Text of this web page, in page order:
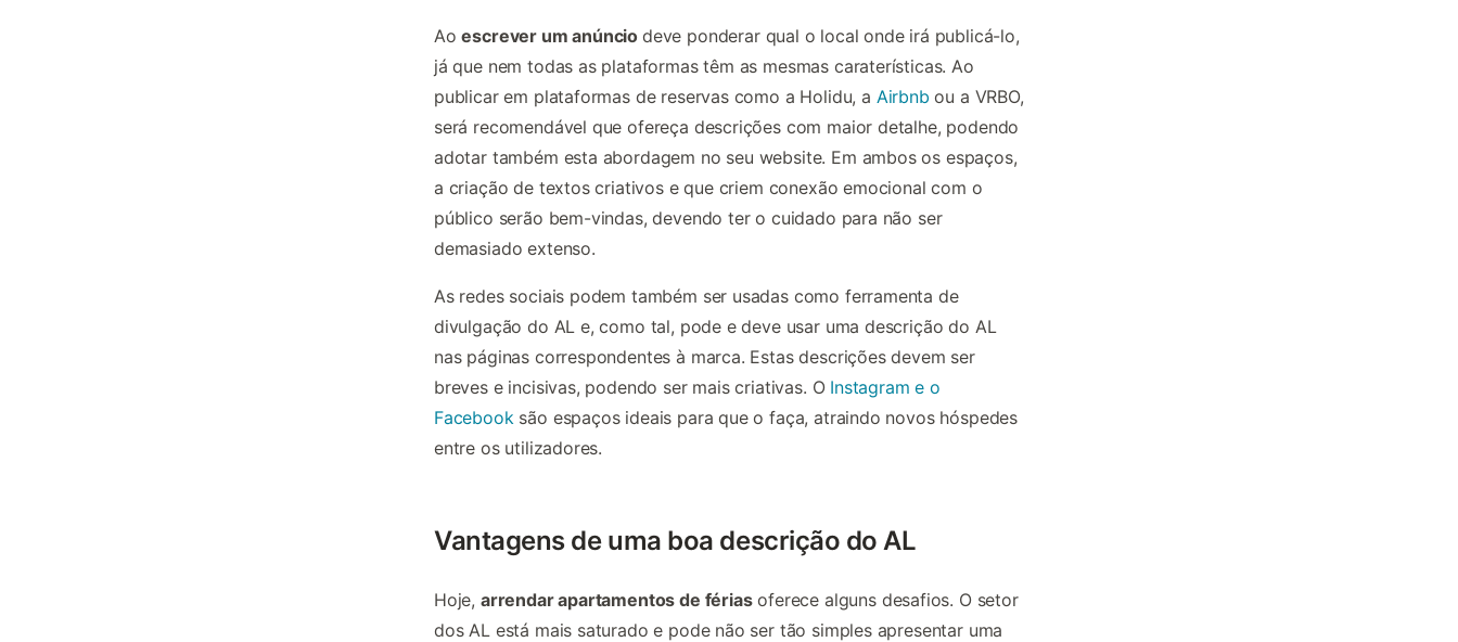
Aoescrever um anúncio deve ponderar qual o local onde irá publicá-lo,
já que nem todas as plataformas têm as mesmas caraterísticas. Ao
publicar em plataformas de reservas como a Holidu, a Airbnb ou a VRBO,
será recomendável que ofereça descrições com maior detalhe, podendo
adotar também esta abordagem no seu website. Em ambos os espaços,
a criação de textos criativos e que criem conexão emocional com o
público serão bem-vindas, devendo ter o cuidado para não ser
demasiado extenso.
As redes sociais podem também ser usadas como ferramenta de
divulgação do AL e, como tal, pode e deve usar uma descrição do AL
nas páginas correspondentes à marca. Estas descrições devem ser
breves e incisivas, podendo ser mais criativas. O Instagram e o
Facebooksão espaços ideais para que o faça, atraindo novos hóspedes
entre os utilizadores.
Vantagens de uma boa descrição do AL
Hoje, arrendar apartamentos de fériasoferece alguns desafios. O setor
dos AL está mais saturado e pode não ser tão simples apresentar uma